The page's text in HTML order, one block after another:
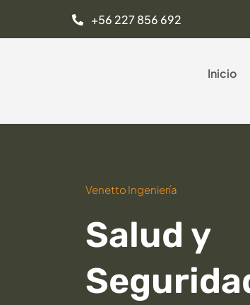
+56 227 856 692
Inicio
Venetto Ingeniería
Salud y